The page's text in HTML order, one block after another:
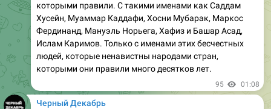
которыми правили. С такими именами как Саддам
Хусейн, Муаммар Каддафи, Хосни Мубарак, Маркос
Фердинанд, Мануэль Норьега, Хафиз и Башар Асад,
Ислам Каримов. Только с именами этих бесчестных
людей, которые ненавистны народами стран,
которыми они правили много десятков лет.
95 01:08
Черный Декабрь